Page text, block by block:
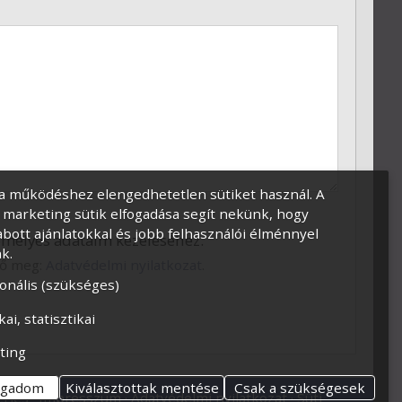
adataim kezeléséhez.
meg:
Impresszum Adatvédelmi nyilatkozat Süti
működéshez elengedhetetlen sütiket használ. A
sütik elfogadása segít nekünk, hogy
ajánlatokkal és jobb felhasználói élménnyel
(szükséges)
statisztikai
Kiválasztottak mentése Csak a szükségesek